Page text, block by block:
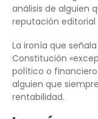
análisis de alguien
reputación editorial
La ironía que
Constitución
político o
alguien que
rentabilidad.